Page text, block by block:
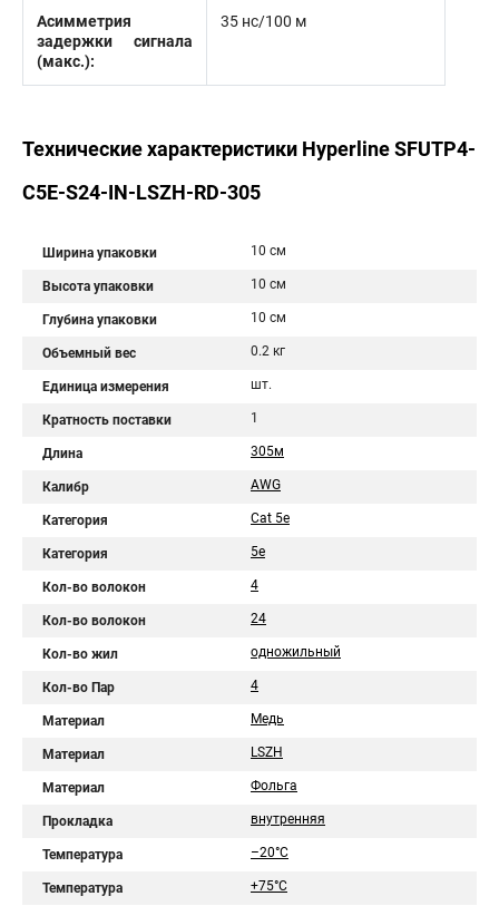
Асимметрия
задержки сигнала
(макс.):
35 нс/100 м
Технические характеристики Hyperline SFUTP4-
C5E-S24-IN-LSZH-RD-305
Ширина упаковки 10 см
Высота упаковки 10 см
Глубина упаковки 10 см
Объемный вес 0.2 кг
Единица измерения шт.
Кратность поставки 1
Длина 305м
Калибр AWG
Категория Cat 5e
Категория 5e
Кол-во волокон 4
Кол-во волокон 24
Кол-во жил одножильный
Кол-во Пар 4
Материал Медь
Материал LSZH
Материал Фольга
Прокладка внутренняя
Температура –20°C
Температура +75°C